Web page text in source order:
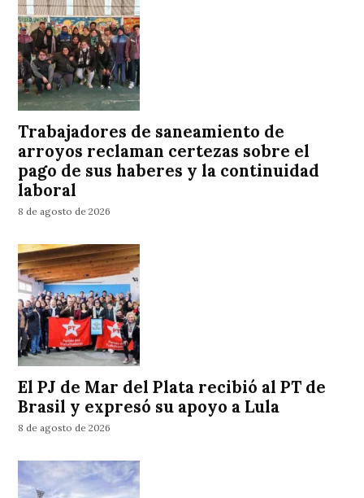
Trabajadores de saneamiento de
arroyos reclaman certezas sobre el
pago de sus haberes y la continuidad
laboral
8 de agosto de 2026
El PJ de Mar del Plata recibió al PT de
Brasil y expresó su apoyo a Lula
8 de agosto de 2026